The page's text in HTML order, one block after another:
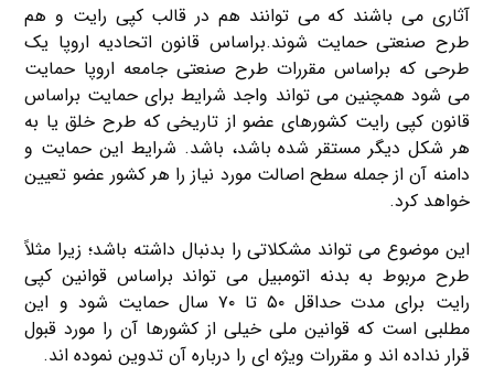
آثاری می باشند که می توانند هم در قالب کپی رایت و هم
طرح صنعتی حمایت شوند.براساس قانون اتحادیه اروپا یک
طرحی که براساس مقررات طرح صنعتی جامعه اروپا حمایت
می شود همچنین می تواند واجد شرایط برای حمایت براساس
قانون کپی رایت کشورهای عضو از تاریخی که طرح خلق یا به
هر شکل دیگر مستقر شده باشد، باشد. شرایط این حمایت و
دامنه آن از جمله سطح اصالت مورد نیاز را هر کشور عضو تعیین
خواهد کرد.
این موضوع می تواند مشکلاتی را بدنبال داشته باشد؛ زیرا مثلاً
طرح مربوط به بدنه اتومبیل می تواند براساس قوانین کپی
رایت برای مدت حداقل ۵۰ تا ۷۰ سال حمایت شود و این
مطلبی است که قوانین ملی خیلی از کشورها آن را مورد قبول
قرار نداده اند و مقررات ویژه ای را درباره آن تدوین نموده اند.